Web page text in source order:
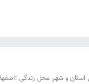
استان و شهر محل زندگی